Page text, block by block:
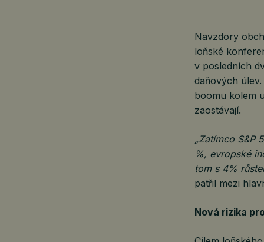
Navzdory
loňské
v posledních
daňových
boomu kolem
zaostávají.
„Zatímco S&P
%, evropské
tom s 4%
patřil mezi
Nová rizika